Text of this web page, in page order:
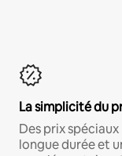
La simplicité du
Des prix
longue durée et